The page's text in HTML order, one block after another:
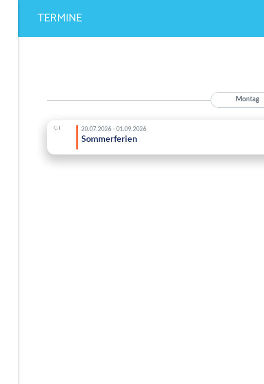
TERMINE